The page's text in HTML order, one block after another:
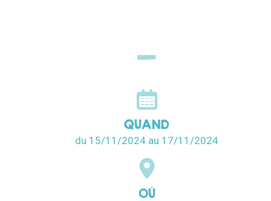
QUAND
du 15/11/2024 au 17/11/2024
OÙ